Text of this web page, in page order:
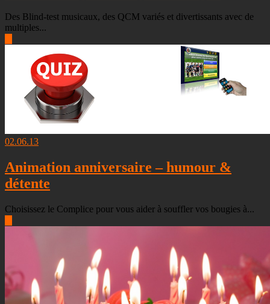
Des Blind-test musicaux, des QCM variés et divertissants avec de
multiples...
02.06.13
Animation anniversaire – humour &
détente
Choisissez le Complice pour vous aider à souffler vos bougies à...